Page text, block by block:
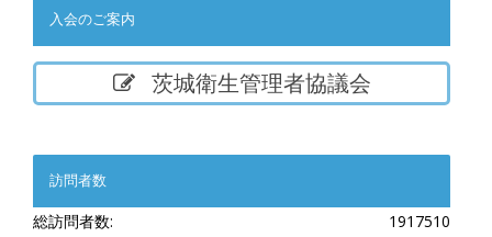
入会のご案内
茨城衛生管理者協議会
訪問者数
1917510
総訪問者数: